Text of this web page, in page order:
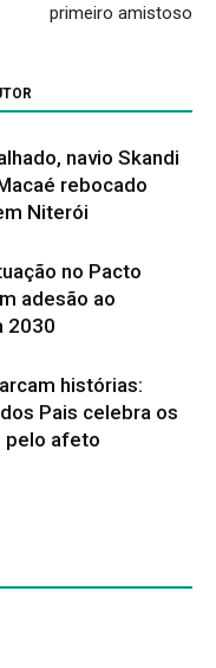
primeiro amistoso
navio Skandi
rebocado
Niterói
no Pacto
adesão ao
2030
histórias:
Pais celebra os
pelo afeto